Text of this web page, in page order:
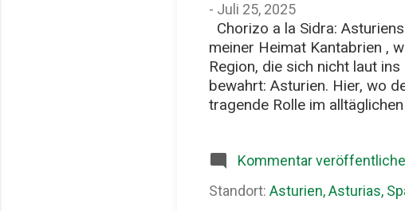
- Juli 25, 2025
Chorizo a la Sidra:
meiner Heimat Kantabrien ,
Region, die sich nicht laut
bewahrt: Asturien. Hier, wo
tragende Rolle im
Menschen verwoben ist. Ein
ist kein Teller für die feine
Gericht aus grob
Kommentar
Standort: Asturien, Asturias,